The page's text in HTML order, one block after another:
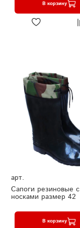
В корзину
арт.
Сапоги резиновые с
носками размер 42
В корзину